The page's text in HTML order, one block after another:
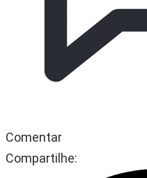
Comentar
Compartilhe: